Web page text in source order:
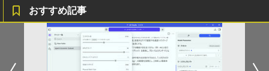
3
新品｜インテル 第14世代 Core i5-4590 i
5 i7-14700F｜ SSD 256GB～2TB｜メモ
リ 8～64GB DDR4/5｜ デスクトップPC
2年保証 激安 高性能 ゲーム 本体のみ PC
高スペッ 初期設定済み
ィスプレイ 修理交換用液晶パネル
￥8,900
￥5,940
軽量 ブルートゥースHi-Fi 最大36時間再生 ぶ
るーとゅーす コードレス ENCノイズキャン
セリング 自動ペアリング Type-C充電 マイク
付き 防水 タッチ式音量調整 スポーツ/通勤/通
学/WEB会議(ホワイト)
￥250
強炭酸水 ペットボトル 500ミリリットル (Sm
art Basic)
￥1,625
￥572
おすすめ記事